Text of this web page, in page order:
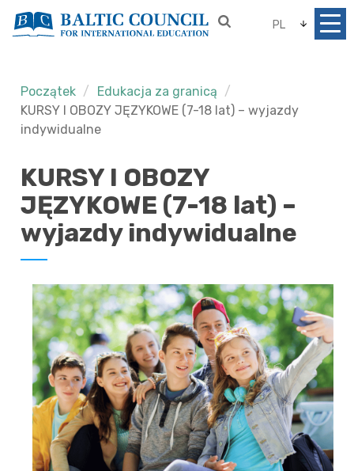
PL
Początek
Edukacja za granicą
KURSY I OBOZY JĘZYKOWE (7-18 lat) – wyjazdy
indywidualne
KURSY I OBOZY
JĘZYKOWE (7-18 lat) –
wyjazdy indywidualne